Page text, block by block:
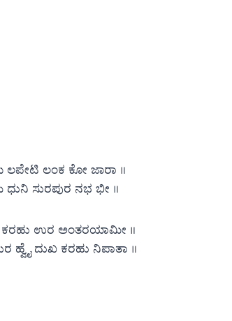
ಲಪೇಟಿ ಲಂಕ ಕೋ ಜಾರಾ ॥
ಸುರಪುರ ನಭ ಭೀ ॥
ಕರಹು ಉರ ಅಂತರಯಾಮೀ ॥
ಹ್ವೈ ದುಖ ಕರಹು ನಿಪಾತಾ ॥